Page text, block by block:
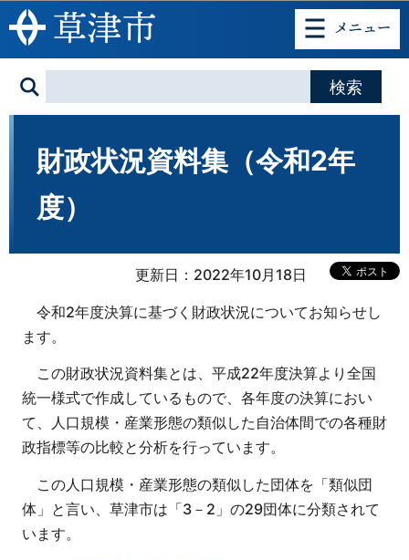
このページの本文へ移動
財政状況資料集（令和2年
度）
更新日：2022年10月18日
令和2年度決算に基づく財政状況についてお知らせし
ます。
この財政状況資料集とは、平成22年度決算より全国
統一様式で作成しているもので、各年度の決算におい
て、人口規模・産業形態の類似した自治体間での各種財
政指標等の比較と分析を行っています。
この人口規模・産業形態の類似した団体を「類似団
体」と言い、草津市は「3－2」の29団体に分類されて
います。